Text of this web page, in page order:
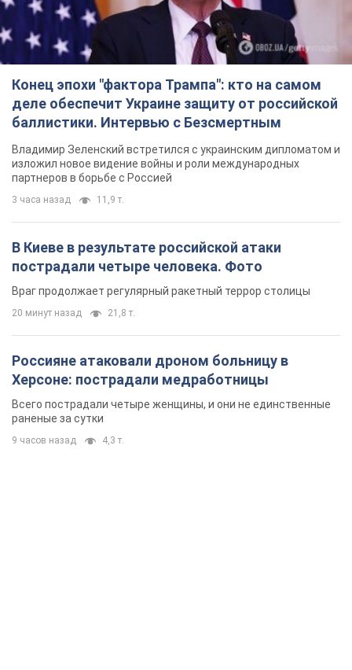
Конец эпохи "фактора Трампа": кто на самом
деле обеспечит Украине защиту от российской
баллистики. Интервью с Безсмертным
Владимир Зеленский встретился с украинским дипломатом и
изложил новое видение войны и роли международных
партнеров в борьбе с Россией
3 часа назад 11,9 т.
В Киеве в результате российской атаки
пострадали четыре человека. Фото
Враг продолжает регулярный ракетный террор столицы
20 минут назад 21,8 т.
Россияне атаковали дроном больницу в
Херсоне: пострадали медработницы
Всего пострадали четыре женщины, и они не единственные
раненые за сутки
9 часов назад 4,3 т.